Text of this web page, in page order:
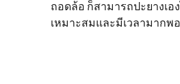
ถอดล้อ ก็สามารถปะยางเ
เหมาะสมและมีเวลามากพอ